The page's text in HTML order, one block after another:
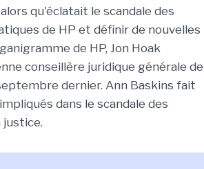
qu'éclatait le scandale des
de HP et définir de nouvelles
de HP, Jon Hoak
conseillère juridique générale de
dernier. Ann Baskins fait
dans le scandale des
justice.